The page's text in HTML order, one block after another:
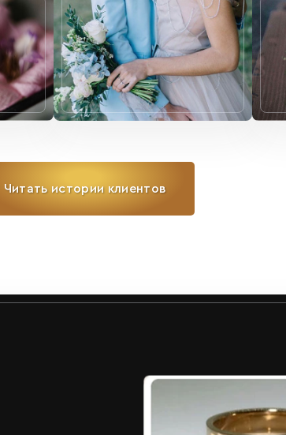
Читать истории клиентов